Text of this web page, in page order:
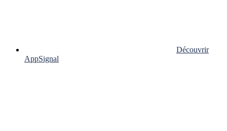
Découvrir
AppSignal